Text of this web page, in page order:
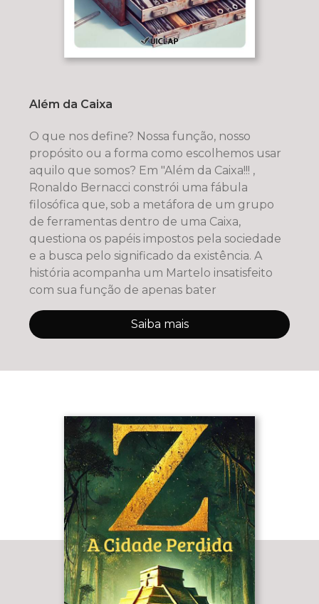
Além da Caixa
O que nos define? Nossa função, nosso
propósito ou a forma como escolhemos usar
aquilo que somos? Em "Além da Caixa!!! ,
Ronaldo Bernacci constrói uma fábula
filosófica que, sob a metáfora de um grupo
de ferramentas dentro de uma Caixa,
questiona os papéis impostos pela sociedade
e a busca pelo significado da existência. A
história acompanha um Martelo insatisfeito
com sua função de apenas bater
Saiba mais